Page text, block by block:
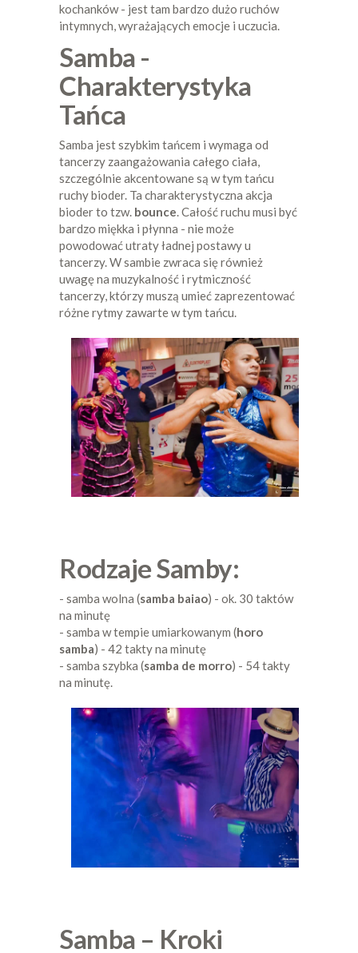
kochanków - jest tam bardzo dużo ruchów
intymnych, wyrażających emocje i uczucia.
Samba -
Charakterystyka
Tańca
Samba jest szybkim tańcem i wymaga od
tancerzy zaangażowania całego ciała,
szczególnie akcentowane są w tym tańcu
ruchy bioder. Ta charakterystyczna akcja
bioder to tzw. bounce. Całość ruchu musi być
bardzo miękka i płynna - nie może
powodować utraty ładnej postawy u
tancerzy. W sambie zwraca się również
uwagę na muzykalność i rytmiczność
tancerzy, którzy muszą umieć zaprezentować
różne rytmy zawarte w tym tańcu.
Rodzaje Samby:
- samba wolna (samba baiao) - ok. 30 taktów
na minutę
- samba w tempie umiarkowanym (horo
samba) - 42 takty na minutę
- samba szybka (samba de morro) - 54 takty
na minutę.
Samba – Kroki